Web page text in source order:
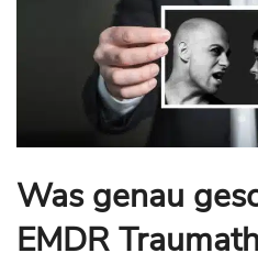
Was genau
EMDR